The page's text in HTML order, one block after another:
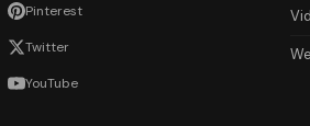
Pinterest
Twitter
YouTube